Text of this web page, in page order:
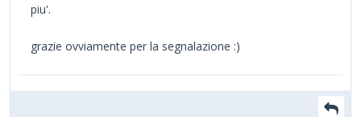
piu'.
grazie ovviamente per la segnalazione :)